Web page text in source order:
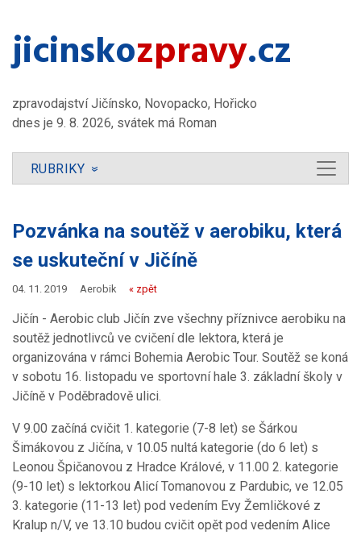
jicinsko​zpravy.cz
zpravodajství Jičínsko, Novopacko, Hořicko
dnes je 9. 8. 2026, svátek má Roman
RUBRIKY »
Pozvánka na soutěž v aerobiku, která
se uskuteční v Jičíně
04. 11. 2019 Aerobik « zpět
Jičín - Aerobic club Jičín zve všechny příznivce aerobiku na
soutěž jednotlivců ve cvičení dle lektora, která je
organizována v rámci Bohemia Aerobic Tour. Soutěž se koná
v sobotu 16. listopadu ve sportovní hale 3. základní školy v
Jičíně v Poděbradově ulici.
V 9.00 začíná cvičit 1. kategorie (7-8 let) se Šárkou
Šimákovou z Jičína, v 10.05 nultá kategorie (do 6 let) s
Leonou Špičanovou z Hradce Králové, v 11.00 2. kategorie
(9-10 let) s lektorkou Alicí Tomanovou z Pardubic, ve 12.05
3. kategorie (11-13 let) pod vedením Evy Žemličkové z
Kralup n/V, ve 13.10 budou cvičit opět pod vedením Alice